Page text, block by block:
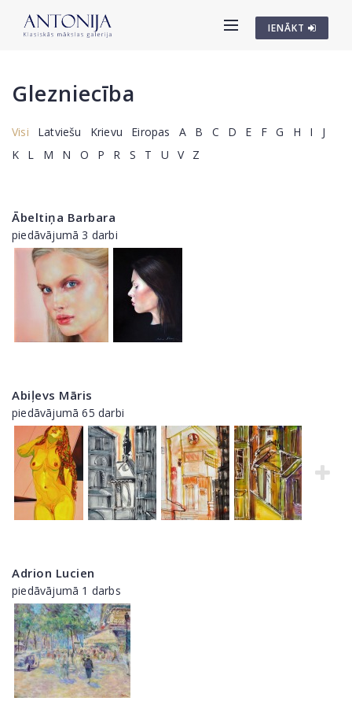
IENĀKT
Glezniecība
Visi Latviešu Krievu Eiropas A B C D E F G H I
J
K
L M N O P R S T U V Z
Ābeltiņa Barbara
piedāvājumā 3 darbi
Abiļevs Māris
piedāvājumā 65 darbi
Adrion Lucien
piedāvājumā 1 darbs